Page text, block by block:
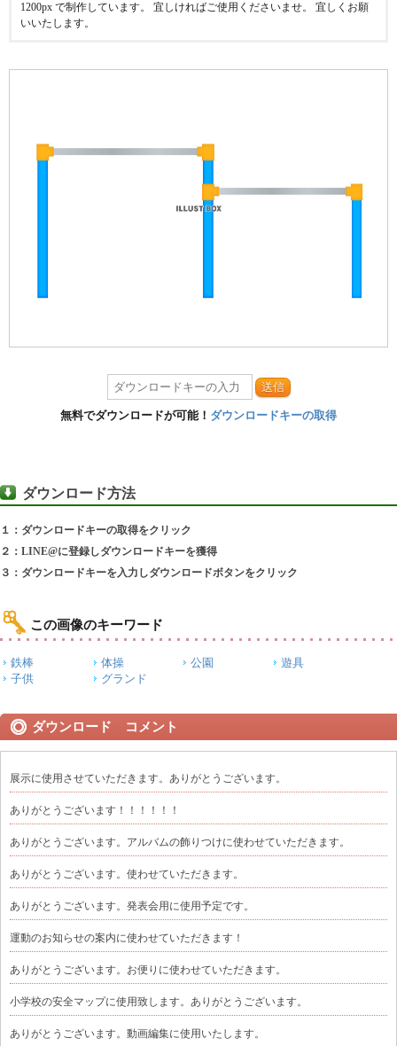
1200px で制作しています。 宜しければご使用くださいませ。 宜しくお願
いいたします。
送信
無料でダウンロードが可能！ ダウンロードキーの取得
ダウンロード方法
１：ダウンロードキーの取得をクリック
２：LINE@に登録しダウンロードキーを獲得
３：ダウンロードキーを入力しダウンロードボタンをクリック
この画像のキーワード
鉄棒 体操 公園
遊具
子供
グランド
ダウンロード コメント
展示に使用させていただきます。ありがとうございます。
ありがとうございます！！！！！！
ありがとうございます。アルバムの飾りつけに使わせていただきます。
ありがとうございます。使わせていただきます。
ありがとうございます。発表会用に使用予定です。
運動のお知らせの案内に使わせていただきます！
ありがとうございます。お便りに使わせていただきます。
小学校の安全マップに使用致します。ありがとうございます。
ありがとうございます。動画編集に使用いたします。